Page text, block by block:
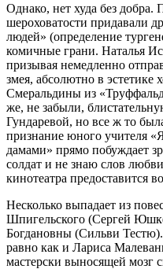
Однако, нет худа без
шероховатости придавали
людей» (определение
комичные грани. Наталья
призывая немедленно
змея, абсолютно в эстетике
Смеральдины из
же, не забыли,
Гундаревой, но все ж то
признание юного учителя
дамами» прямо побуждает
солдат и не знаю слов
кинотеатра предоставится
Несколько выпадает из
Шпигельского (Сергей
Богдановны (Сильви
равно как и Лариса
мастерски выносящей мозг